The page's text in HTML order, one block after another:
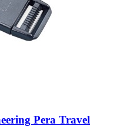
Pera Travel